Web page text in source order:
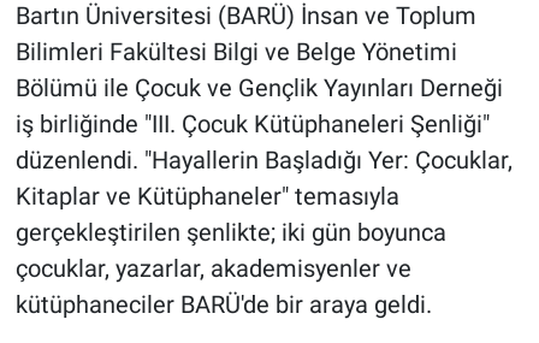
Bartın Üniversitesi (BARÜ) İnsan ve Toplum
Bilimleri Fakültesi Bilgi ve Belge Yönetimi
Bölümü ile Çocuk ve Gençlik Yayınları Derneği
iş birliğinde "III. Çocuk Kütüphaneleri Şenliği"
düzenlendi. "Hayallerin Başladığı Yer: Çocuklar,
Kitaplar ve Kütüphaneler" temasıyla
gerçekleştirilen şenlikte; iki gün boyunca
çocuklar, yazarlar, akademisyenler ve
kütüphaneciler BARÜ'de bir araya geldi.